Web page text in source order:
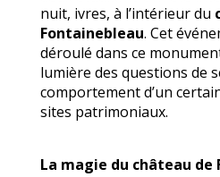
nuit, ivres, à l’intérieur du
Fontainebleau. Cet
déroulé dans ce
lumière des questions de
comportement d’un
sites patrimoniaux.
La magie du château de